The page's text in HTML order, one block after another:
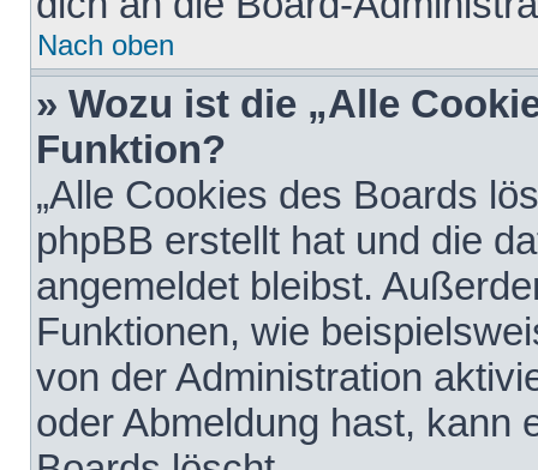
Nach oben
» Wozu ist die „Alle
Funktion?
„Alle Cookies des Boards
phpBB erstellt hat und die
angemeldet bleibst.
Funktionen, wie
von der Administration
oder Abmeldung hast, kann